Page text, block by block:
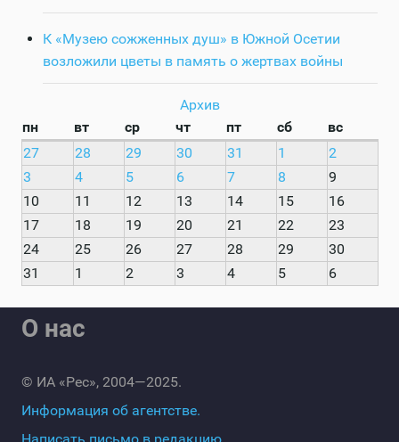
К «Музею сожженных душ» в Южной Осетии
возложили цветы в память о жертвах войны
Архив
пн
вт ср чт пт сб
вс
27
28 29 30 31 1
2
3
4 5 6 7 8
9
10
11 12 13 14 15
16
17
18 19 20 21 22
23
24
25 26 27 28 29
30
31
1 2 3 4 5 6
О нас
© ИА «Рес», 2004—2025.
Информация об агентстве.